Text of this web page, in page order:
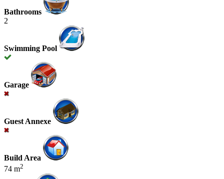
Bathrooms
2
Swimming Pool
Garage
Guest Annexe
Build Area
74 m2